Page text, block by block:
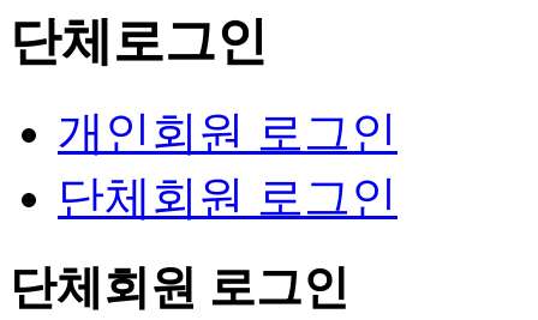
단체로그인
개인회원 로그인
단체회원 로그인
단체회원 로그인